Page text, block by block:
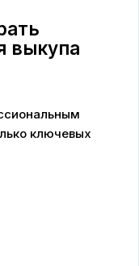
выкупа
ключевых